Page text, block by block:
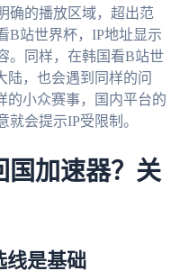
确的播放区域，超出范
B站世界杯，IP地址显示
。同样，在韩国看B站世
陆，也会遇到同样的问
的小众赛事，国内平台的
会提示IP受限制。
国加速器？关
线是基础